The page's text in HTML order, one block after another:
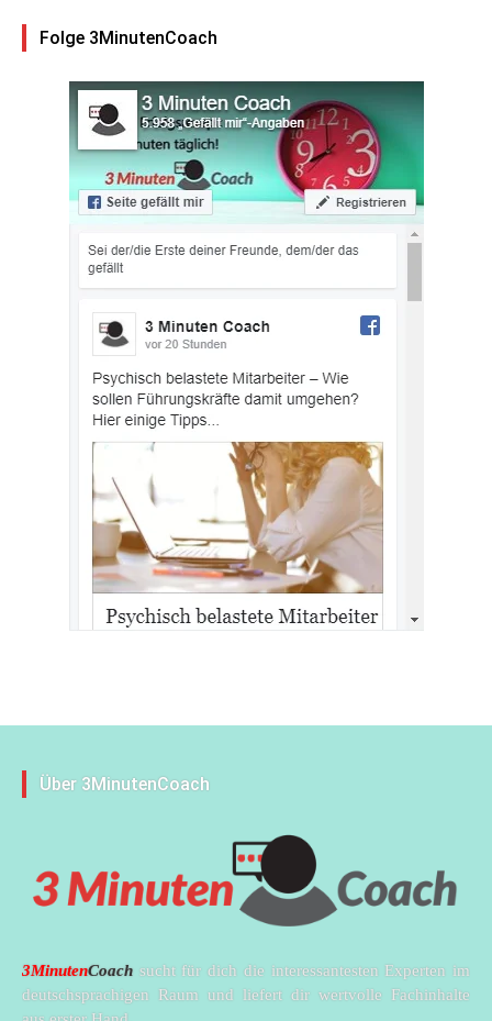
Folge 3MinutenCoach
Über 3MinutenCoach
3MinutenCoach sucht für dich die interessantesten Experten im
deutschsprachigen Raum und liefert dir wertvolle Fachinhalte